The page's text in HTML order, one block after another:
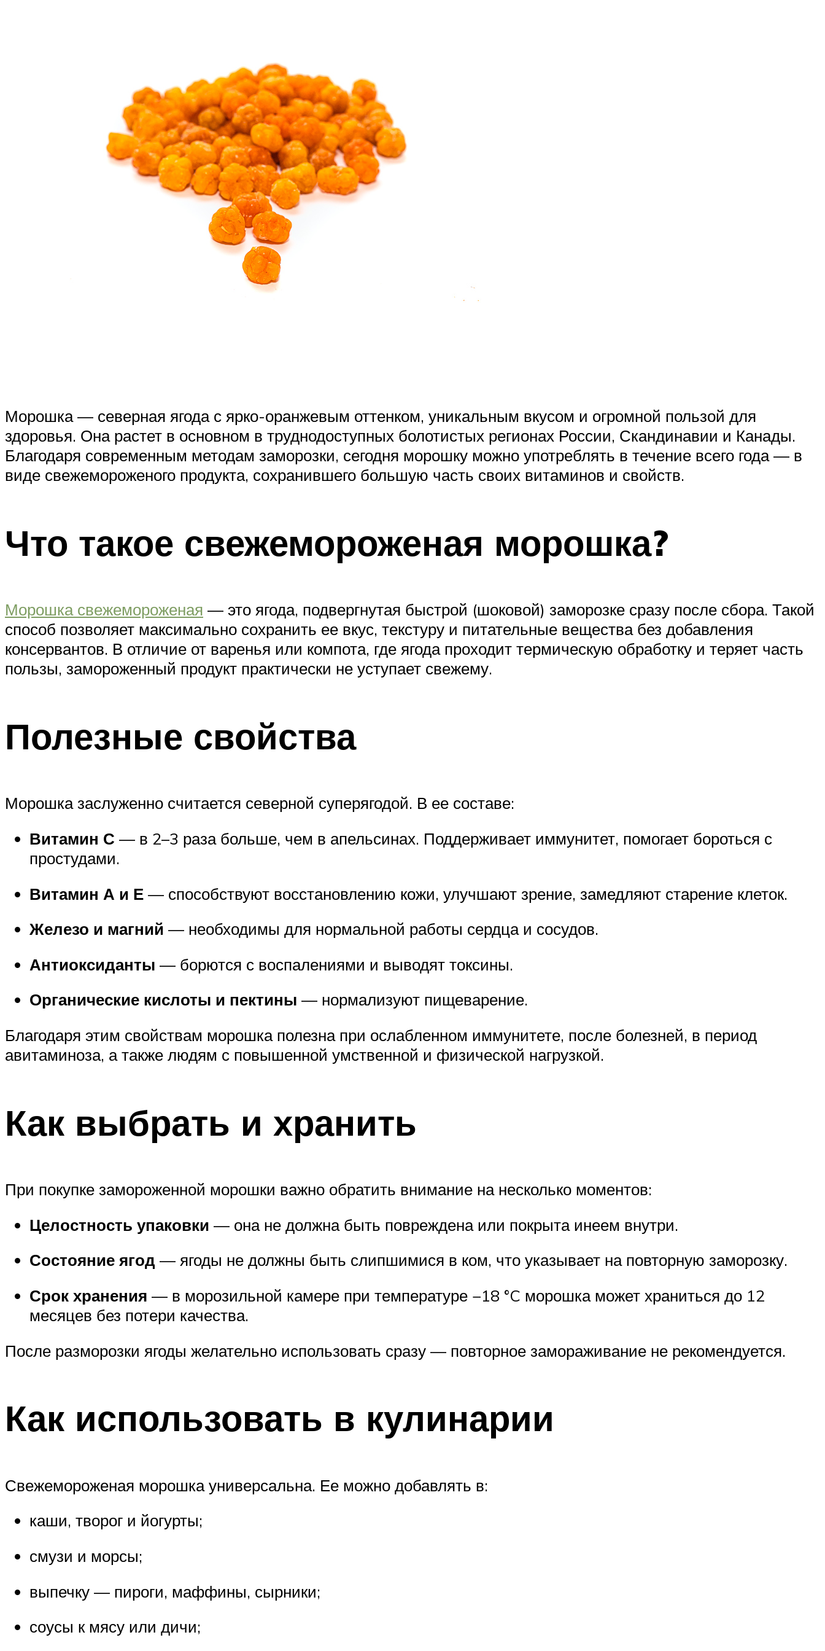
Морошка — северная ягода с ярко-оранжевым оттенком, уникальным вкусом и огромной пользой для
здоровья. Она растет в основном в труднодоступных болотистых регионах России, Скандинавии и Канады.
Благодаря современным методам заморозки, сегодня морошку можно употреблять в течение всего года — в
виде свежемороженого продукта, сохранившего большую часть своих витаминов и свойств.
Что такое свежемороженая морошка?
Морошка свежемороженая — это ягода, подвергнутая быстрой (шоковой) заморозке сразу после сбора. Такой
способ позволяет максимально сохранить ее вкус, текстуру и питательные вещества без добавления
консервантов. В отличие от варенья или компота, где ягода проходит термическую обработку и теряет часть
пользы, замороженный продукт практически не уступает свежему.
Полезные свойства
Морошка заслуженно считается северной суперягодой. В ее составе:
Витамин С — в 2–3 раза больше, чем в апельсинах. Поддерживает иммунитет, помогает бороться с
простудами.
Витамин А и Е — способствуют восстановлению кожи, улучшают зрение, замедляют старение клеток.
Железо и магний — необходимы для нормальной работы сердца и сосудов.
Антиоксиданты — борются с воспалениями и выводят токсины.
Органические кислоты и пектины — нормализуют пищеварение.
Благодаря этим свойствам морошка полезна при ослабленном иммунитете, после болезней, в период
авитаминоза, а также людям с повышенной умственной и физической нагрузкой.
Как выбрать и хранить
При покупке замороженной морошки важно обратить внимание на несколько моментов:
Целостность упаковки — она не должна быть повреждена или покрыта инеем внутри.
Состояние ягод — ягоды не должны быть слипшимися в ком, что указывает на повторную заморозку.
Срок хранения — в морозильной камере при температуре −18 °C морошка может храниться до 12
месяцев без потери качества.
После разморозки ягоды желательно использовать сразу — повторное замораживание не рекомендуется.
Как использовать в кулинарии
Свежемороженая морошка универсальна. Ее можно добавлять в:
каши, творог и йогурты;
смузи и морсы;
выпечку — пироги, маффины, сырники;
соусы к мясу или дичи;